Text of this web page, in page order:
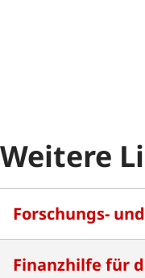
Weitere
Forschungs-
Finanzhilfe für